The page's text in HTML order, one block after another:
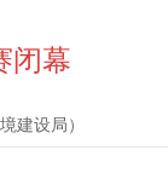
闭幕
建设局）